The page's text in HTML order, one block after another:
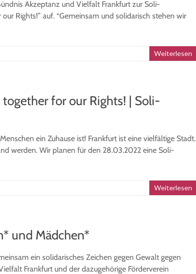
Akzeptanz und Vielfalt Frankfurt zur Soli-
Rights!” auf. “Gemeinsam und solidarisch stehen wir
Weiterlesen
together for our Rights! | Soli-
ein Zuhause ist! Frankfurt ist eine vielfältige Stadt.
werden. Wir planen für den 28.03.2022 eine Soli-
Weiterlesen
und Mädchen*
ein solidarisches Zeichen gegen Gewalt gegen
Frankfurt und der dazugehörige Förderverein